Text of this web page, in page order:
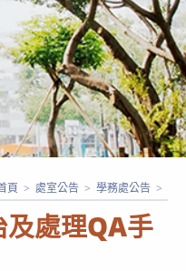
OF NATIONAL
UNIVERSITY
處理QA手
頁 > 處室公告 > 學務處公告 >